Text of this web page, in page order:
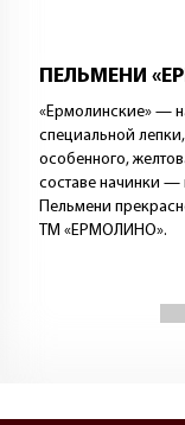
ПЕЛЬМЕНИ
«Ермолинские» —
специальной
особенного,
составе начинки —
Пельмени
ТМ «ЕРМОЛИНО».